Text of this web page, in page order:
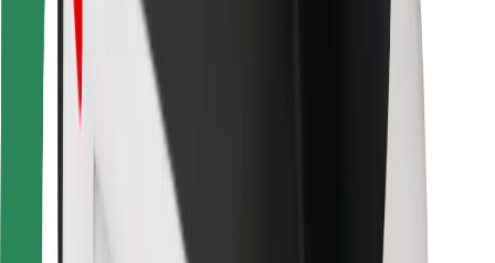
För kunder
För förare
För kurirer
Bolt Food
För åkeriägare
För restauranger
Bolt for Business